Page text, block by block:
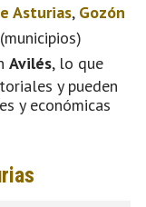
Asturias, Gozón
Avilés, lo que
y pueden
y económicas